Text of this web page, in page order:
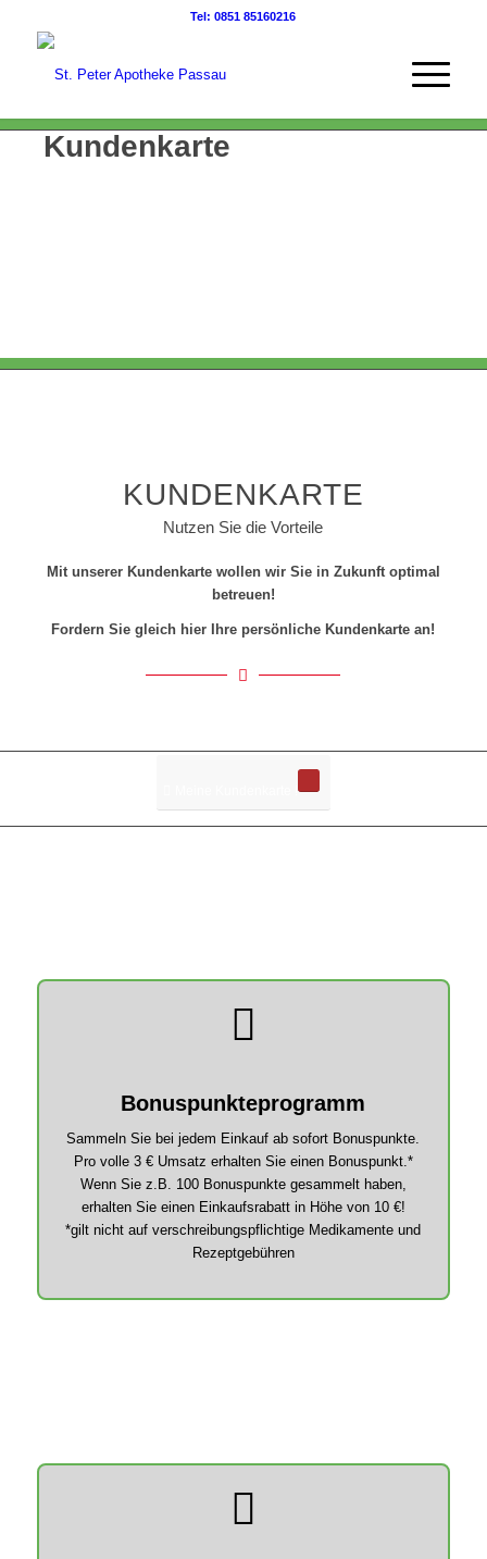
Tel: 0851 85160216
Kundenkarte
KUNDENKARTE
Nutzen Sie die Vorteile
Mit unserer Kundenkarte wollen wir Sie in Zukunft optimal
betreuen!
Fordern Sie gleich hier Ihre persönliche Kundenkarte an!
Bonuspunkteprogramm
Sammeln Sie bei jedem Einkauf ab sofort Bonuspunkte.
Pro volle 3 € Umsatz erhalten Sie einen Bonuspunkt.*
Wenn Sie z.B. 100 Bonuspunkte gesammelt haben,
erhalten Sie einen Einkaufsrabatt in Höhe von 10 €!
*gilt nicht auf verschreibungspflichtige Medikamente und
Rezeptgebühren